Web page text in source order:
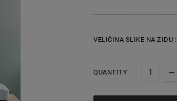
VELIČINA SLIKE NA ZIDU :
QUANTITY :